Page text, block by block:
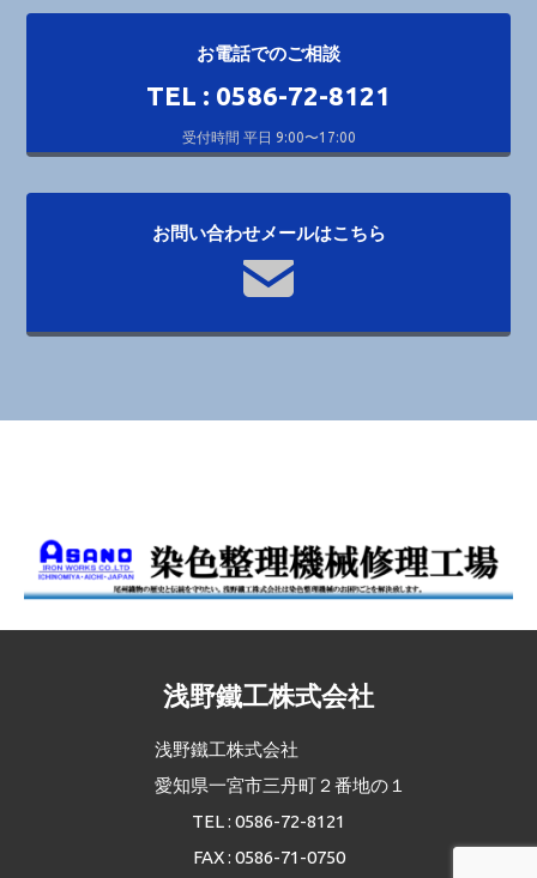
お電話でのご相談
TEL : 0586-72-8121
受付時間 平日 9:00〜17:00
お問い合わせメールはこちら
浅野鐵工株式会社
浅野鐵工株式会社
愛知県一宮市三丹町２番地の１
TEL : 0586-72-8121
FAX : 0586-71-0750